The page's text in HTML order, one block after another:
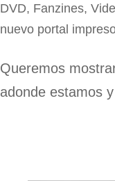
DVD, Fanzines,
nuevo portal
Queremos
adonde estamos